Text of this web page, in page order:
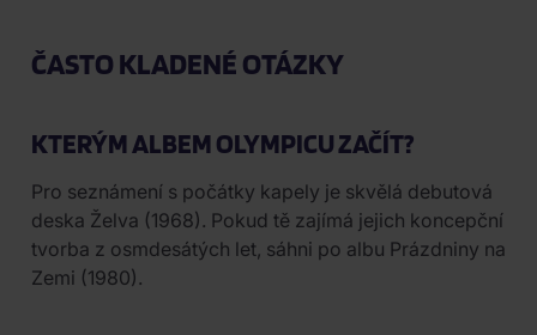
ČASTO KLADENÉ OTÁZKY
KTERÝM ALBEM OLYMPICU ZAČÍT?
Pro seznámení s počátky kapely je skvělá debutová
deska Želva (1968). Pokud tě zajímá jejich koncepční
tvorba z osmdesátých let, sáhni po albu Prázdniny na
Zemi (1980).